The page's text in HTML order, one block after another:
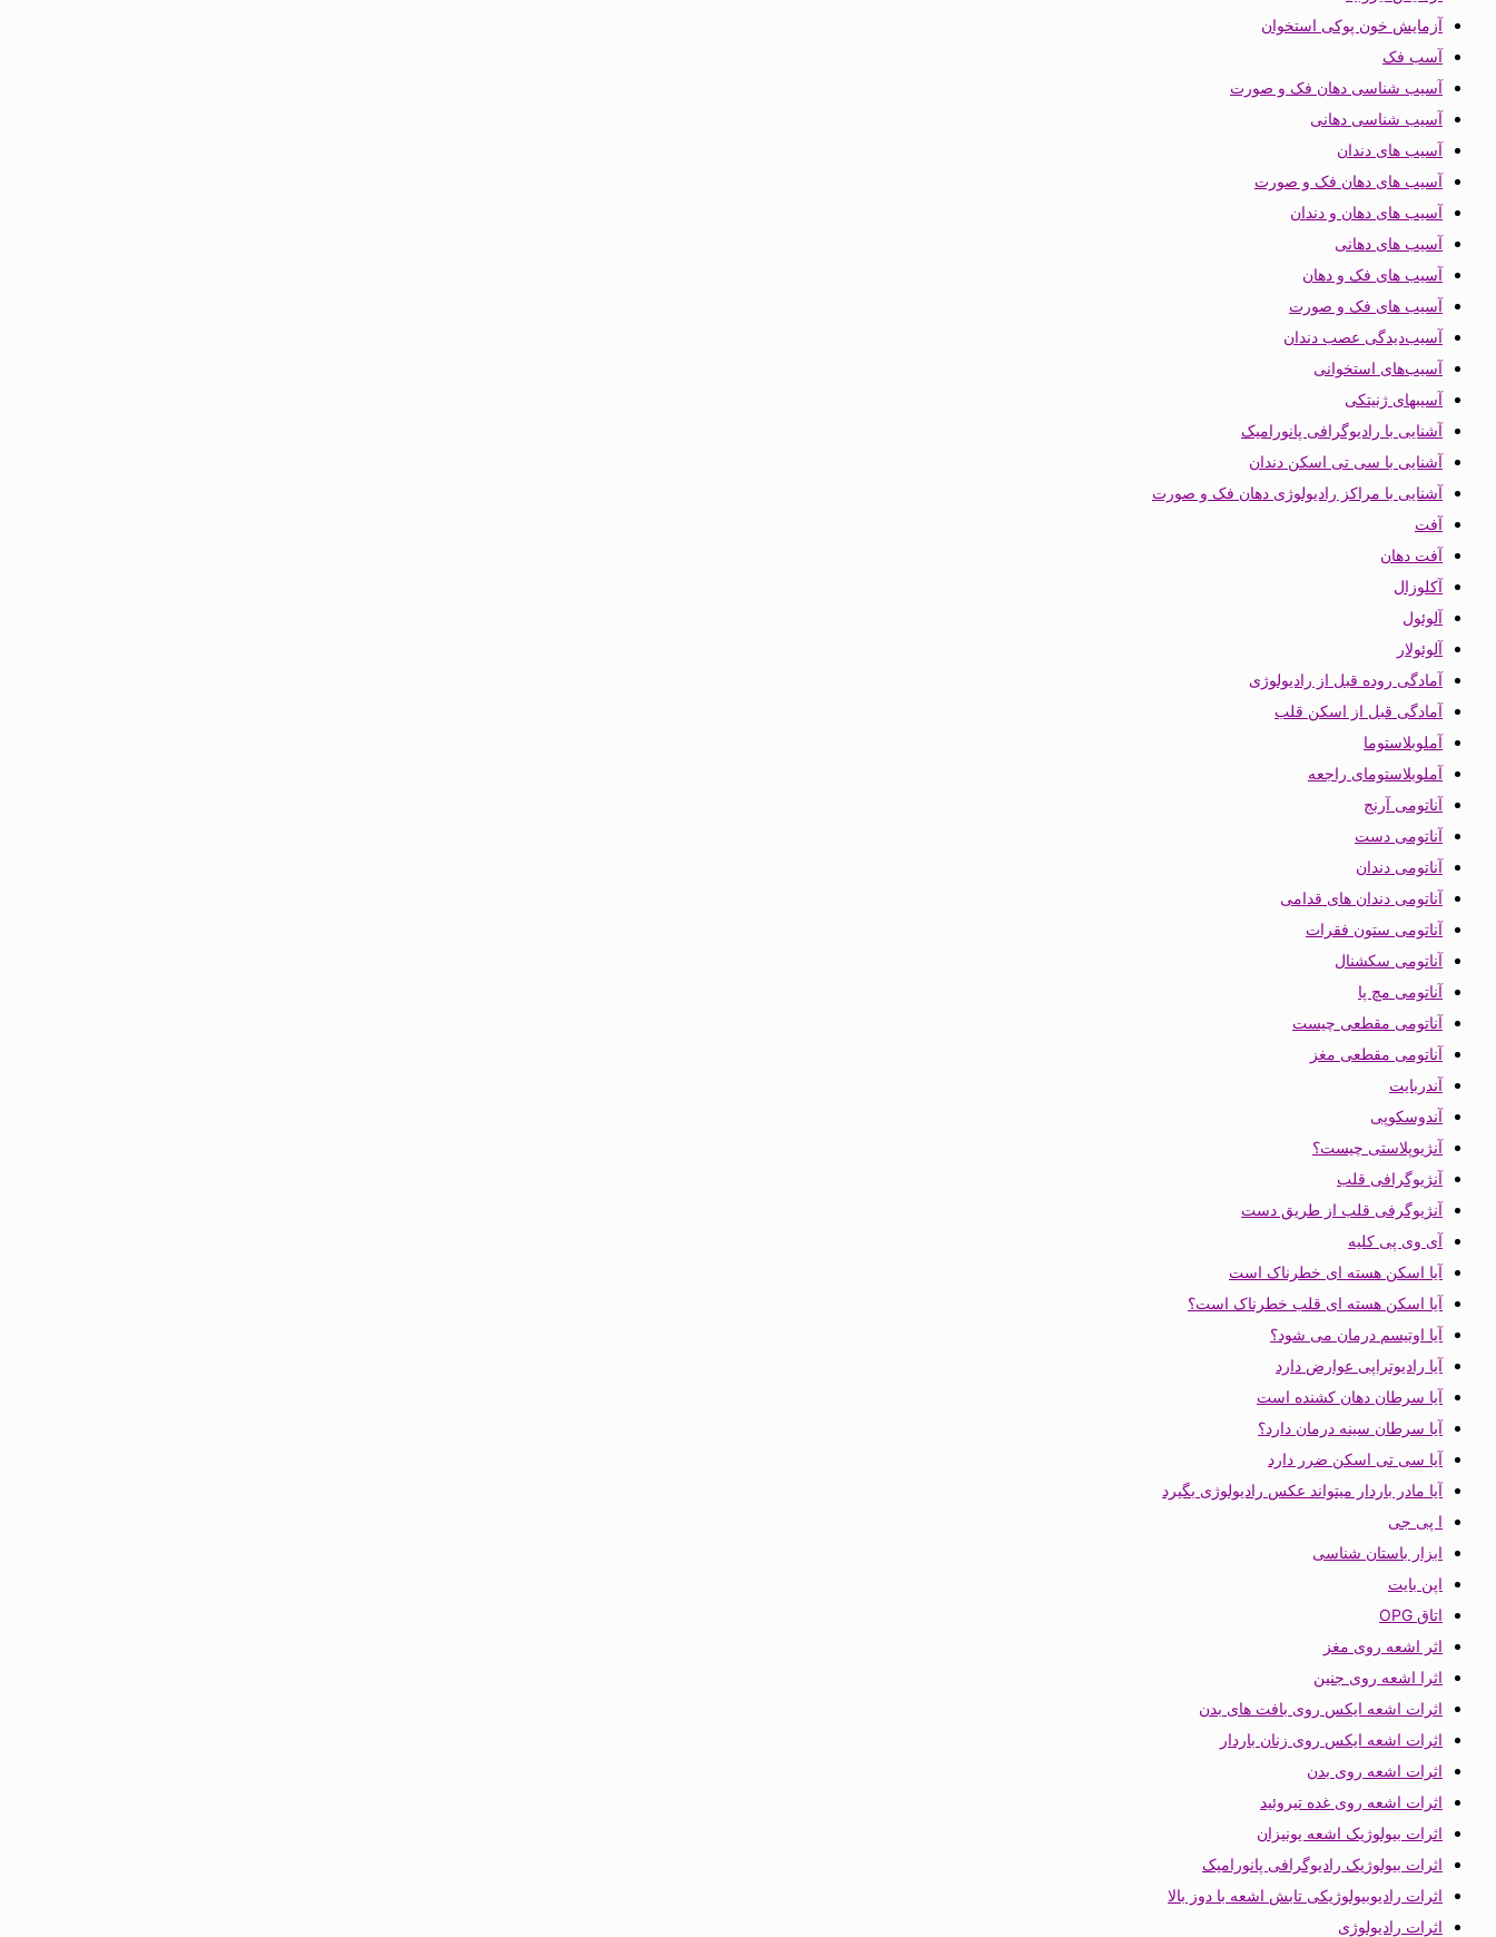
آزمایش خون پوکی استخوان
آسب فک
آسیب شناسی دهان فک و صورت
آسیب شناسی دهانی
آسیب های دندان
آسیب های دهان فک و صورت
آسیب های دهان و دندان
آسیب های دهانی
آسیب های فک و دهان
آسیب های فک و صورت
آسیب‌دیدگی عصب دندان
آسیب‌های استخوانی
آسیبهای ژنیتکی
آشنایی با رادیوگرافی پانورامیک
آشنایی با سی تی اسکن دندان
آشنایی با مراکز رادیولوژی دهان فک و صورت
آفت
آفت دهان
آکلوزال
آلوئول
آلوئولار
آمادگی روده قبل از رادیولوژی
آمادگی قبل از اسکن قلب
آملوبلاستوما
آملوبلاستومای راجعه
آناتومی آرنج
آناتومی دست
آناتومی دندان
آناتومی دندان های قدامی
آناتومی ستون فقرات
آناتومی سکشنال
آناتومی مچ پا
آناتومی مقطعی چیست
آناتومی مقطعی مغز
آندربایت
آندوسکوپی
آنژیوپلاستی چیست؟
آنژیوگرافی قلب
آنژیوگرفی قلب از طریق دست
آی وی پی کلیه
آیا اسکن هسته ای خطرناک است
آیا اسکن هسته ای قلب خطرناک است؟
آیا اوتیسم درمان می شود؟
آیا رادیوتراپی عوارض دارد
آیا سرطان دهان کشنده است
آیا سرطان سینه درمان دارد؟
آیا سی تی اسکن ضرر دارد
آیا مادر باردار میتواند عکس رادیولوژی بگیرد
ا پی جی
ابزار باستان شناسی
اپن بایت
اتاق OPG
اثر اشعه روی مغز
اثرا اشعه روی جنین
اثرات اشعه ایکس روی بافت های بدن
اثرات اشعه ایکس روی زنان باردار
اثرات اشعه روی بدن
اثرات اشعه روی غده تیروئید
اثرات بیولوژیک اشعه یونیزان
اثرات بیولوژیک رادیوگرافی پانورامیک
اثرات رادیوبیولوژیکی تابش اشعه با دوز بالا
اثرات رادیولوژی